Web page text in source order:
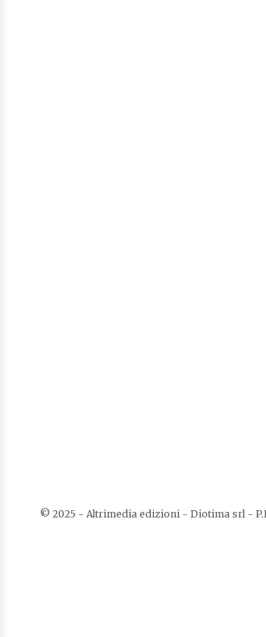
© 2025 - Altrimedia edizioni - Diotima srl - P.I.